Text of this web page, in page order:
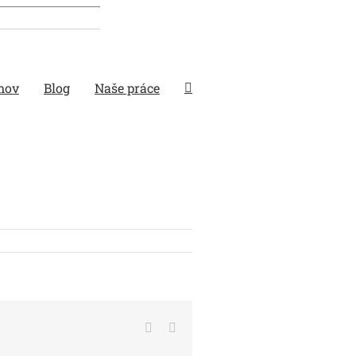
Blog Naše práce
Facebook